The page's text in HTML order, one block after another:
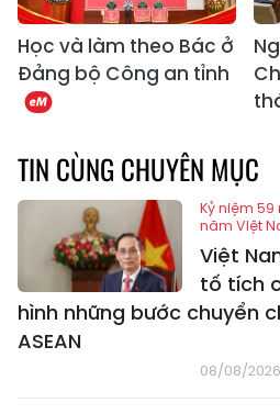
Học và làm theo Bác ở
Đảng bộ Công an tỉnh
TIN CÙNG CHUYÊN MỤC
Kỷ niệm 59
năm Việt
Việt
tố tích
hình những bước chuyển
ASEAN
08/08/